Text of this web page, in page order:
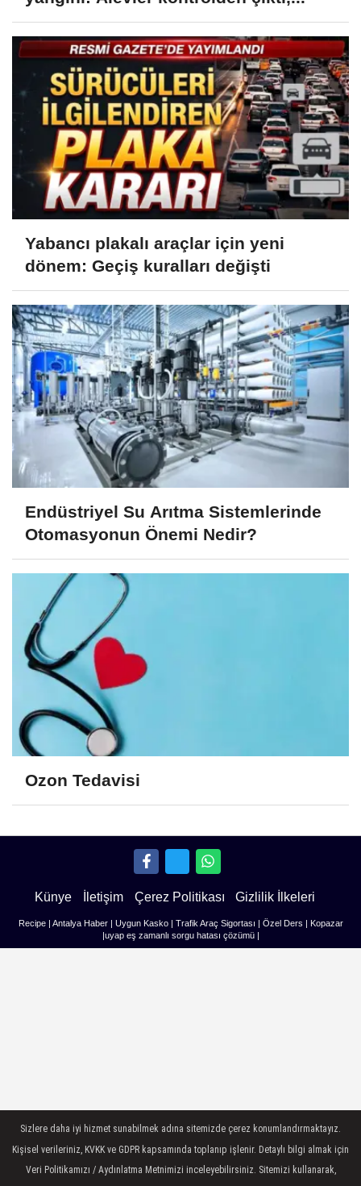
Yabancı plakalı araçlar için yeni
dönem: Geçiş kuralları değişti
Endüstriyel Su Arıtma Sistemlerinde
Otomasyonun Önemi Nedir?
Ozon Tedavisi
Künye İletişim Çerez Politikası Gizlilik İlkeleri
Recipe| Antalya Haber| Uygun Kasko| Trafik Araç Sigortası Özel Ders
Kopazar
uyap eş zamanlı sorgu hatası çözümü|
Sizlere daha iyi hizmet sunabilmek adına sitemizde çerez konumlandırmaktayız.
Kişisel verileriniz, KVKK ve GDPR kapsamında toplanıp işlenir. Detaylı bilgi almak için
Veri Politikamızı / Aydınlatma Metnimizi inceleyebilirsiniz. Sitemizi kullanarak,